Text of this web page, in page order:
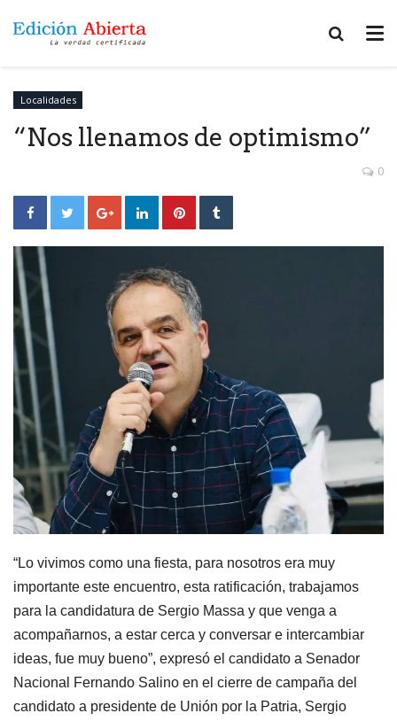
Localidades
“Nos llenamos de optimismo”
0
“Lo vivimos como una fiesta, para nosotros era muy
importante este encuentro, esta ratificación, trabajamos
para la candidatura de Sergio Massa y que venga a
acompañarnos, a estar cerca y conversar e intercambiar
ideas, fue muy bueno”, expresó el candidato a Senador
Nacional Fernando Salino en el cierre de campaña del
candidato a presidente de Unión por la Patria, Sergio